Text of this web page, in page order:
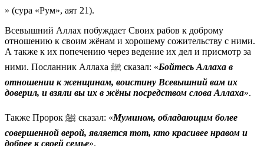
» (сура «Рум», аят 21).
Всевышний Аллах побуждает Своих рабов к доброму
отношению к своим жёнам и хорошему сожительству с ними.
А также к их попечению через ведение их дел и присмотр за
ними. Посланник Аллаха ﷺ сказал: «Бойтесь Аллаха в
отношении к женщинам, воистину Всевышний вам их
доверил, и взяли вы их в жёны посредством слова Аллаха».
Также Пророк ﷺ сказал: «Мумином, обладающим более
совершенной верой, является тот, кто красивее нравом и
добрее к своей семье».